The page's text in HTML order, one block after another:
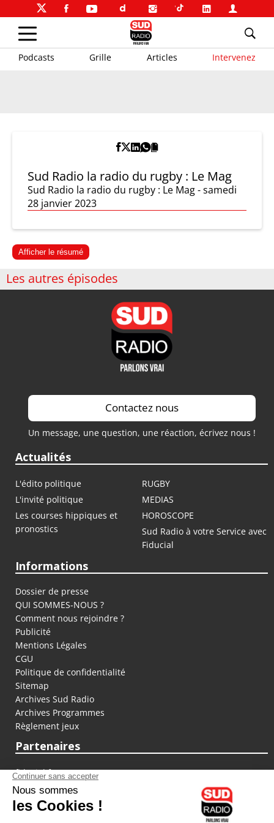
Podcasts Grille Articles Intervenez
Sud Radio la radio du rugby : Le Mag
Sud Radio la radio du rugby : Le Mag - samedi
28 janvier 2023
Afficher le résumé
Les autres épisodes
Contactez nous
Un message, une question, une réaction, écrivez nous !
Actualités
L'édito politique
RUGBY
L'invité politique
MEDIAS
Les courses hippiques et
pronostics
HOROSCOPE
Sud Radio à votre Service avec
Fiducial
Informations
Dossier de presse
QUI SOMMES-NOUS ?
Comment nous rejoindre ?
Publicité
Mentions Légales
CGU
Politique de confidentialité
Sitemap
Archives Sud Radio
Archives Programmes
Règlement jeux
Partenaires
fiducial.fr
lyoncapitale.fr
olympique-et-lyonnais.com